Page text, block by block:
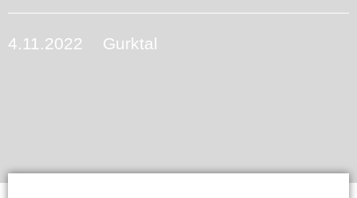
4.11.2022 Gurktal